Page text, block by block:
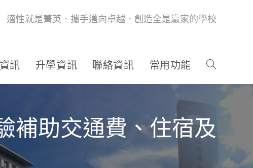
適性就是菁英．攜手邁向卓越．創造全是贏家的學校
訊 升學資訊 聯絡資訊 常用功能
補助交通費、住宿及